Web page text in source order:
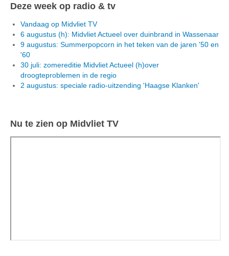
Deze week op radio & tv
Vandaag op Midvliet TV
6 augustus (h): Midvliet Actueel over duinbrand in Wassenaar
9 augustus: Summerpopcorn in het teken van de jaren '50 en
'60
30 juli: zomereditie Midvliet Actueel (h)over
droogteproblemen in de regio
2 augustus: speciale radio-uitzending 'Haagse Klanken'
Nu te zien op Midvliet TV